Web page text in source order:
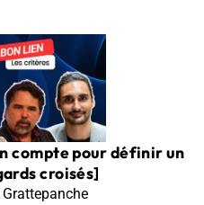
compte pour définir un
croisés]